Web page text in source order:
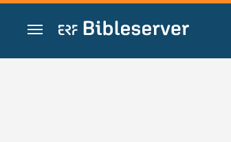
Zum Inhalt springen